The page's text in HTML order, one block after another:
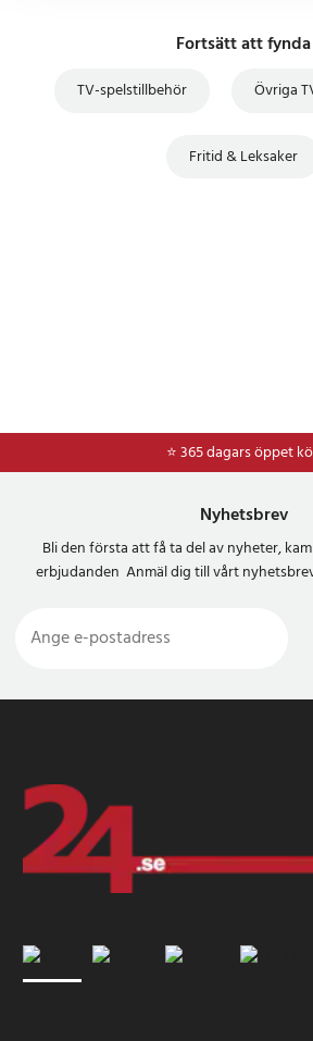
Fortsätt att fynda
TV-spelstillbehör Övriga
Fritid & Leksaker
⭐ 365 dagars öppet
⭐Frakt 49kr *
Nyhetsbrev
Bli den första att få ta del av nyheter,
erbjudanden Anmäl dig till vårt